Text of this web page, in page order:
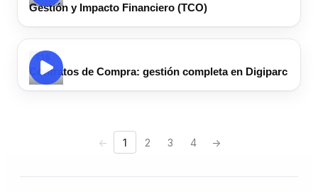
Gestión y Impacto Financiero (TCO)
#16
Contratos de Compra: gestión completa en Digiparc
← 1 2 3 4 →